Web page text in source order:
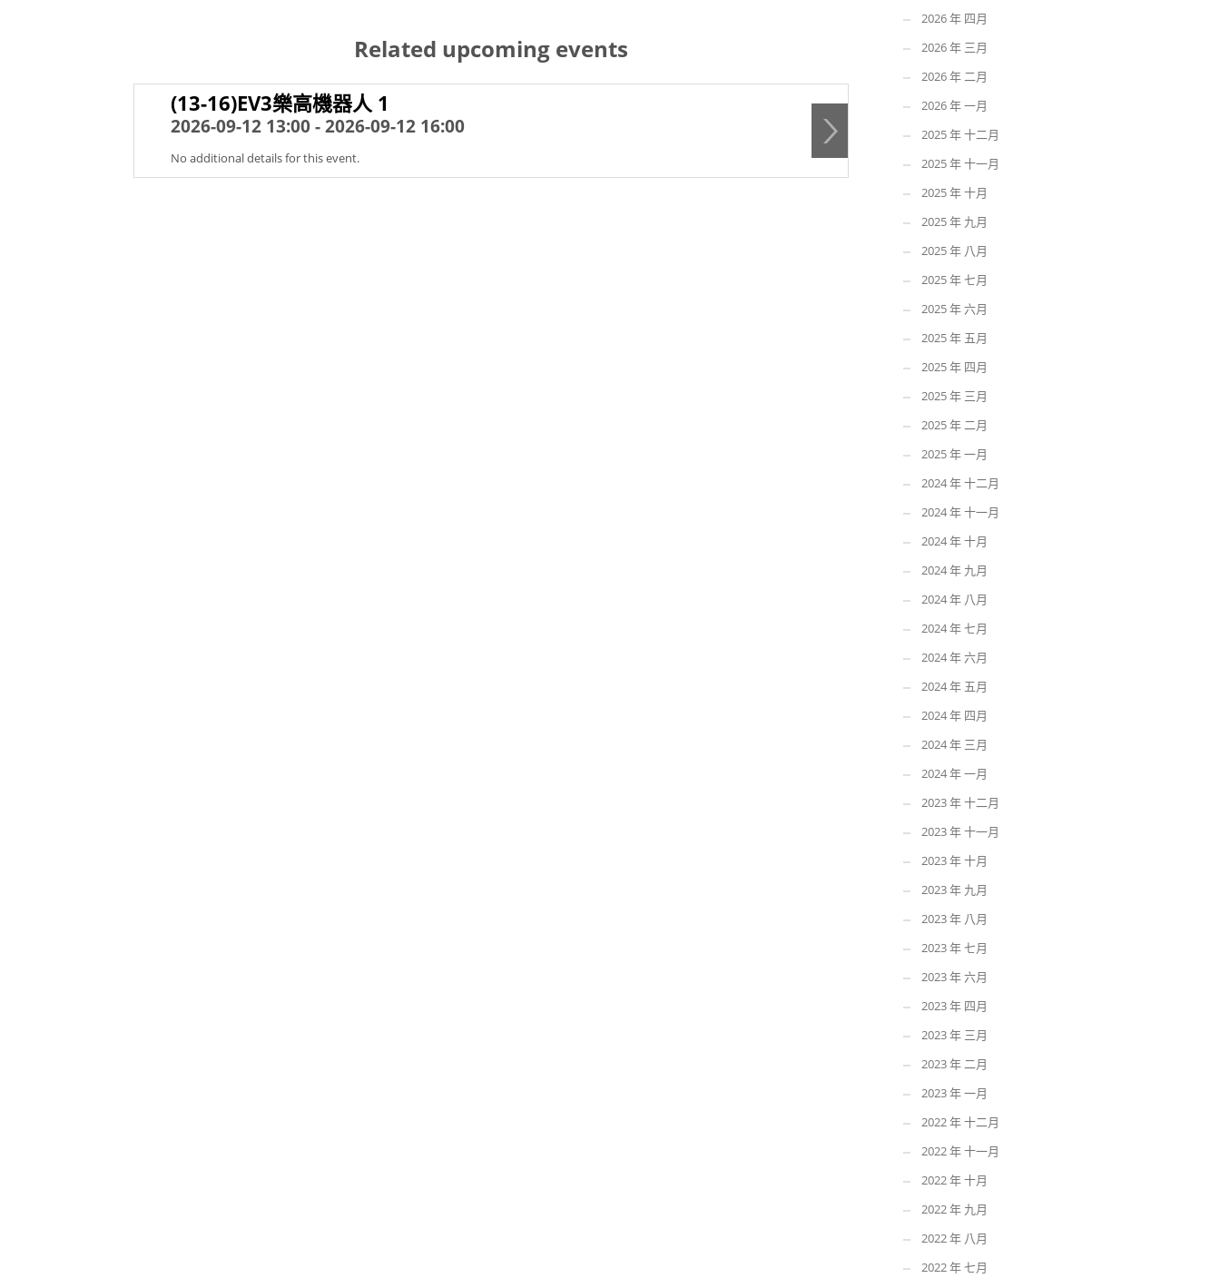
Related upcoming events
(13-16)EV3樂高機器人 1
2026-09-12 13:00 - 2026-09-12 16:00
No additional details for this event.
(13-16)來點兒科學 1
2026-09-16 13:00 - 2026-09-16 16:00
No additional details for this event.
2026 年 四月
2026 年 三月
2026 年 二月
2026 年 一月
2025 年 十二月
2025 年 十一月
2025 年 十月
2025 年 九月
2025 年 八月
2025 年 七月
2025 年 六月
2025 年 五月
2025 年 四月
2025 年 三月
2025 年 二月
2025 年 一月
2024 年 十二月
2024 年 十一月
2024 年 十月
2024 年 九月
2024 年 八月
2024 年 七月
2024 年 六月
2024 年 五月
2024 年 四月
2024 年 三月
2024 年 一月
2023 年 十二月
2023 年 十一月
2023 年 十月
2023 年 九月
2023 年 八月
2023 年 七月
2023 年 六月
2023 年 四月
2023 年 三月
2023 年 二月
2023 年 一月
2022 年 十二月
2022 年 十一月
2022 年 十月
2022 年 九月
2022 年 八月
2022 年 七月